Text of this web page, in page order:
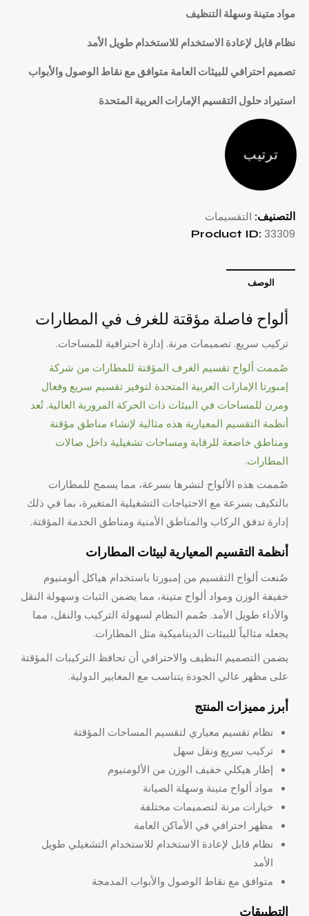
مواد متينة وسهلة التنظيف
نظام قابل لإعادة الاستخدام للاستخدام طويل الأمد
تصميم احترافي للبيئات العامة متوافق مع نقاط الوصول والأبواب
استيراد حلول التقسيم الإمارات العربية المتحدة
ترتيب
التصنيف: التقسيمات
Product ID:33309
الوصف
ألواح فاصلة مؤقتة للغرف في المطارات
تركيب سريع. تصميمات مرنة. إدارة احترافية للمساحات.
صُممت ألواح تقسيم الغرف المؤقتة للمطارات من شركة
إمبورتا الإمارات العربية المتحدة لتوفير تقسيم سريع وفعال
ومرن للمساحات في البيئات ذات الحركة المرورية العالية. تُعد
أنظمة التقسيم المعيارية هذه مثالية لإنشاء مناطق مؤقتة
ومناطق خاضعة للرقابة ومساحات تشغيلية داخل صالات
المطارات.
صُممت هذه الألواح لنشرها بسرعة، مما يسمح للمطارات
بالتكيف بسرعة مع الاحتياجات التشغيلية المتغيرة، بما في ذلك
إدارة تدفق الركاب والمناطق الأمنية ومناطق الخدمة المؤقتة.
أنظمة التقسيم المعيارية لبيئات المطارات
صُنعت ألواح التقسيم من إمبورتا باستخدام هياكل ألومنيوم
خفيفة الوزن ومواد ألواح متينة، مما يضمن الثبات وسهولة النقل
والأداء طويل الأمد. صُمم النظام لسهولة التركيب والنقل، مما
يجعله مثالياً للبيئات الديناميكية مثل المطارات.
يضمن التصميم النظيف والاحترافي أن تحافظ التركيبات المؤقتة
على مظهر عالي الجودة يتناسب مع المعايير الدولية.
أبرز مميزات المنتج
نظام تقسيم معياري لتقسيم المساحات المؤقتة
تركيب سريع ونقل سهل
إطار هيكلي خفيف الوزن من الألومنيوم
مواد ألواح متينة وسهلة الصيانة
خيارات مرنة لتصميمات مختلفة
مظهر احترافي في الأماكن العامة
نظام قابل لإعادة الاستخدام للاستخدام التشغيلي طويل
الأمد
متوافق مع نقاط الوصول والأبواب المدمجة
التطبيقات